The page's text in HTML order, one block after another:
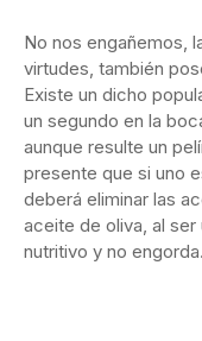
No nos engañemos,
virtudes, también
Existe un dicho
un segundo en la
aunque resulte un
presente que si uno
deberá eliminar las
aceite de oliva, al ser
nutritivo y no engorda.